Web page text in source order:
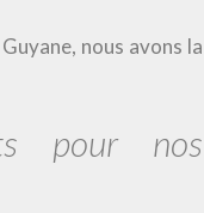
nous avons la
pour nos